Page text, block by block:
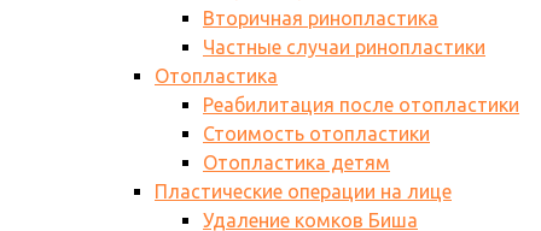
Вторичная ринопластика
Частные случаи ринопластики
Отопластика
Реабилитация после отопластики
Стоимость отопластики
Отопластика детям
Пластические операции на лице
Удаление комков Биша